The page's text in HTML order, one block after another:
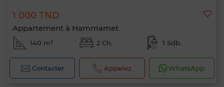
1 000 TND
Appartement à Hammamet
140 m² 2 Ch. 1 Sdb.
Contacter Appelez WhatsApp